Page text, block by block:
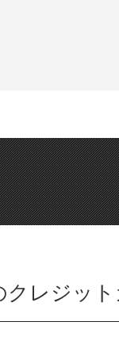
レジット